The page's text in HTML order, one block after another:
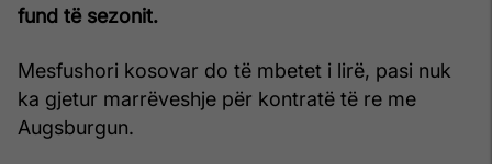
fund të sezonit.
Mesfushori kosovar do të mbetet i lirë, pasi nuk
ka gjetur marrëveshje për kontratë të re me
Augsburgun.